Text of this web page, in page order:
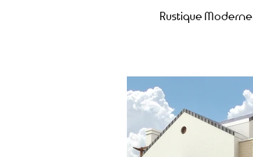
Rustique Moderne